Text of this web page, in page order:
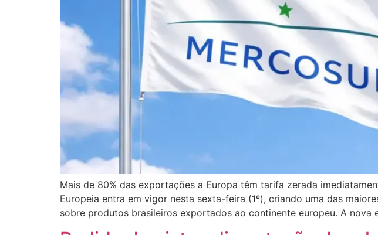
Mais de 80% das exportações a Europa têm tarifa zerada
Europeia entra em vigor nesta sexta-feira (1º), criando uma das
sobre produtos brasileiros exportados ao continente europeu. A nova